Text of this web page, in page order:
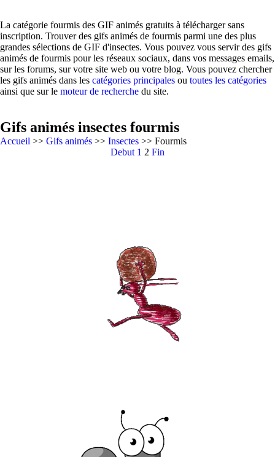
La catégorie fourmis des GIF animés gratuits à télécharger sans
inscription. Trouver des gifs animés de fourmis parmi une des plus
grandes sélections de GIF d'insectes. Vous pouvez vous servir des gifs
animés de fourmis pour les réseaux sociaux, dans vos messages emails,
sur les forums, sur votre site web ou votre blog. Vous pouvez chercher
les gifs animés dans les catégories principales ou toutes les catégories
ainsi que sur le moteur de recherche du site.
Gifs animés insectes fourmis
Accueil >> Gifs animés >> Insectes >> Fourmis
Debut 1 2 Fin